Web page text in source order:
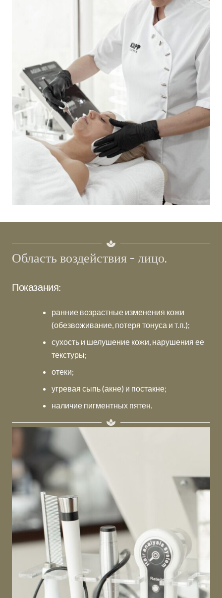
Область воздействия - лицо.
Показания:
ранние возрастные изменения кожи
(обезвоживание, потеря тонуса и т.п.);
сухость и шелушение кожи, нарушения ее
текстуры;
отеки;
угревая сыпь (акне) и постакне;
наличие пигментных пятен.